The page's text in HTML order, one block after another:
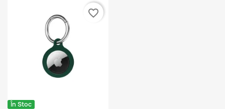
În Stoc
favorite_border